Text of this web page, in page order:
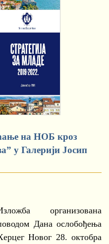
на НОБ кроз
у Галерији Јосип
организована
Дана ослобођења
Новог 28. октобра